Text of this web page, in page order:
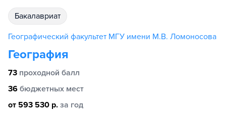
бакалавриат
Географический факультет МГУ имени М.В. Ломоносова
География
73 проходной балл
36 бюджетных мест
от 593 530 р. за год